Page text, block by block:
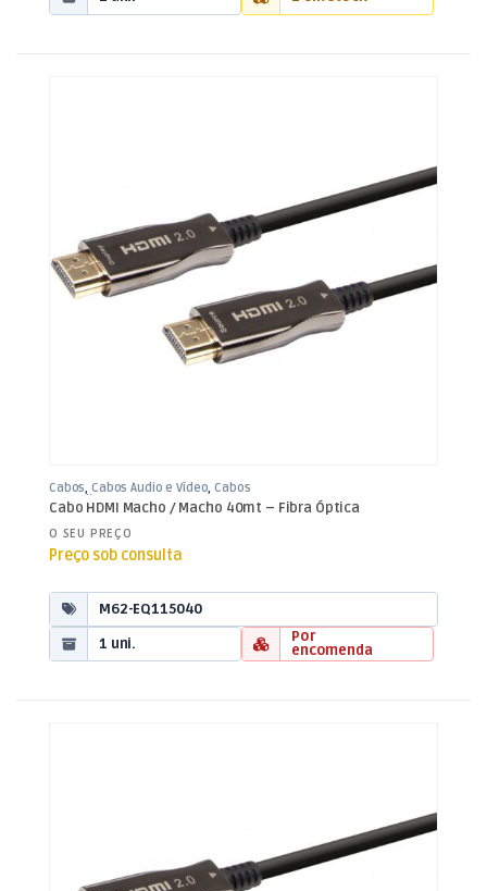
Cabos,Cabos Áudio e Vídeo,Cabos
HDMI Fibra
Cabo HDMI Macho / Macho 40mt – Fibra Óptica
O SEU PREÇO
Preço sob consulta
M62-EQ115040
1 uni.
Por
encomenda